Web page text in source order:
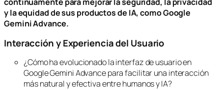
continuamente para mejorar la seguridad, la privacidad
y la equidad de sus productos de IA, como Google
Gemini Advance.
Interacción y Experiencia del Usuario
¿Cómo ha evolucionado la interfaz de usuario en
Google Gemini Advance para facilitar una interacción
más natural y efectiva entre humanos y IA?